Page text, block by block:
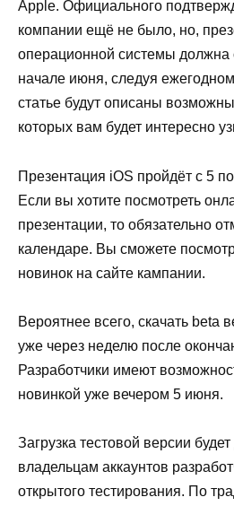
Apple. Официального
компании ещё не было, но,
операционной системы должна
начале июня, следуя
статье будут описаны
которых вам будет интересно
Презентация iOS пройдёт с 5
Если вы хотите посмотреть
презентации, то обязательно
календаре. Вы сможете
новинок на сайте кампании.
Вероятнее всего, скачать beta
уже через неделю после
Разработчики имеют
новинкой уже вечером 5 июня.
Загрузка тестовой версии
владельцам аккаунтов
открытого тестирования. По